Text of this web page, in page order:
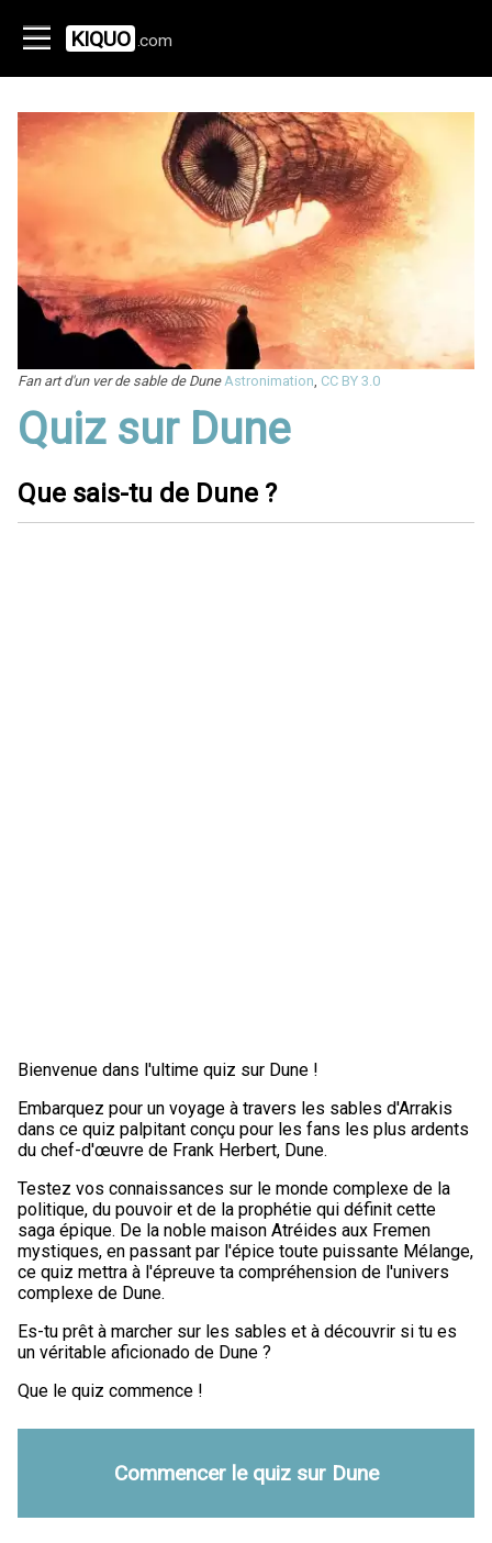
KIQUO .com
Fan art d'un ver de sable de Dune Astronimation CC BY 3.0
Quiz sur Dune
Que sais-tu de Dune ?
Bienvenue dans l'ultime quiz sur Dune !
Embarquez pour un voyage à travers les sables d'Arrakis
dans ce quiz palpitant conçu pour les fans les plus ardents
du chef-d'œuvre de Frank Herbert, Dune.
Testez vos connaissances sur le monde complexe de la
politique, du pouvoir et de la prophétie qui définit cette
saga épique. De la noble maison Atréides aux Fremen
mystiques, en passant par l'épice toute puissante Mélange,
ce quiz mettra à l'épreuve ta compréhension de l'univers
complexe de Dune.
Es-tu prêt à marcher sur les sables et à découvrir si tu es
un véritable aficionado de Dune ?
Que le quiz commence !
Commencer le quiz sur Dune